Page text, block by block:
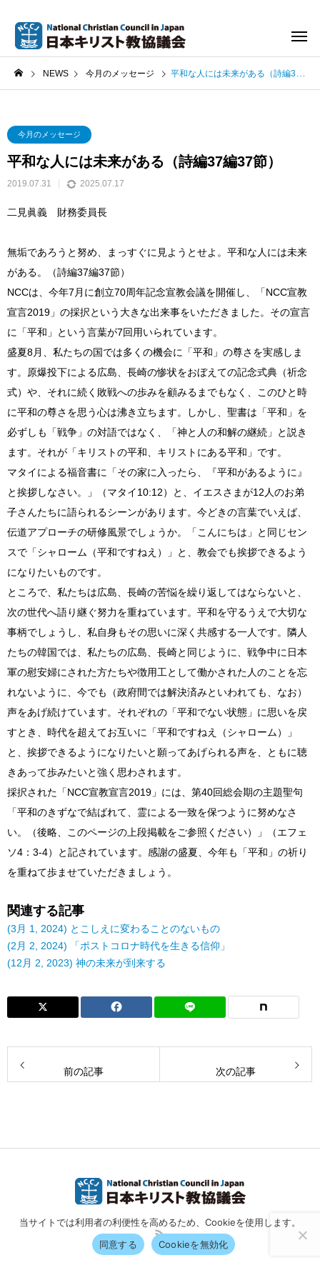
NEWS 今月のメッセージ 平和な人には未来がある（詩編37編37節）
今月のメッセージ
平和な人には未来がある（詩編37編37節）
2019.07.31 2025.07.17
二見眞義 財務委員長
無垢であろうと努め、まっすぐに見ようとせよ。平和な人には未来
がある。（詩編37編37節）
NCCは、今年7月に創立70周年記念宣教会議を開催し、「NCC宣教
宣言2019」の採択という大きな出来事をいただきました。その宣言
に「平和」という言葉が7回用いられています。
盛夏8月、私たちの国では多くの機会に「平和」の尊さを実感しま
す。原爆投下による広島、長崎の惨状をおぼえての記念式典（祈念
式）や、それに続く敗戦への歩みを顧みるまでもなく、このひと時
に平和の尊さを思う心は沸き立ちます。しかし、聖書は「平和」を
必ずしも「戦争」の対語ではなく、「神と人の和解の継続」と説き
ます。それが「キリストの平和、キリストにある平和」です。
マタイによる福音書に「その家に入ったら、『平和があるように』
と挨拶しなさい。」（マタイ10:12）と、イエスさまが12人のお弟
子さんたちに語られるシーンがあります。今どきの言葉でいえば、
伝道アプローチの研修風景でしょうか。「こんにちは」と同じセン
スで「シャローム（平和ですねえ）」と、教会でも挨拶できるよう
になりたいものです。
ところで、私たちは広島、長崎の苦悩を繰り返してはならないと、
次の世代へ語り継ぐ努力を重ねています。平和を守るうえで大切な
事柄でしょうし、私自身もその思いに深く共感する一人です。隣人
たちの韓国では、私たちの広島、長崎と同じように、戦争中に日本
軍の慰安婦にされた方たちや徴用工として働かされた人のことを忘
れないように、今でも（政府間では解決済みといわれても、なお）
声をあげ続けています。それぞれの「平和でない状態」に思いを戻
すとき、時代を超えてお互いに「平和ですねえ（シャローム）」
と、挨拶できるようになりたいと願ってあげられる声を、ともに聴
きあって歩みたいと強く思わされます。
採択された「NCC宣教宣言2019」には、第40回総会期の主題聖句
「平和のきずなで結ばれて、霊による一致を保つように努めなさ
い。（後略、このページの上段掲載をご参照ください）」（エフェ
ソ4：3-4）と記されています。感謝の盛夏、今年も「平和」の祈り
を重ねて歩ませていただきましょう。
関連する記事
(3月 1, 2024) とこしえに変わることのないもの
(2月 2, 2024) 「ポストコロナ時代を生きる信仰」
(12月 2, 2023) 神の未来が到来する
前の記事 次の記事
当サイトでは利用者の利便性を高めるため、Cookieを使用します。
同意する
Cookieを無効化